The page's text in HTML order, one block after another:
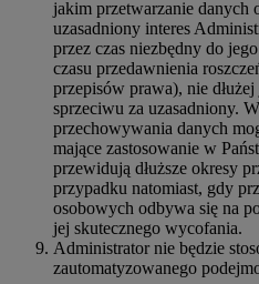
jakim przetwarzanie danych
uzasadniony interes
przez czas niezbędny do
czasu przedawnienia
przepisów prawa), nie
sprzeciwu za uzasadniony.
przechowywania danych
mające zastosowanie w
przewidują dłuższe okresy
przypadku natomiast, gdy
osobowych odbywa się na
jej skutecznego wycofania.
Administrator nie będzie
zautomatyzowanego